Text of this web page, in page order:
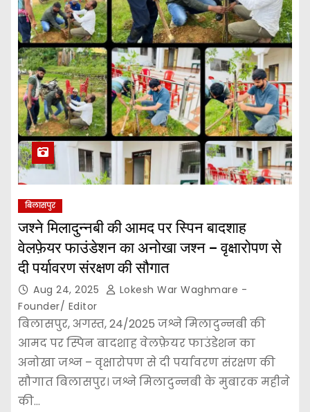
बिलासपुर
जश्ने मिलादुन्नबी की आमद पर स्पिन बादशाह
वेलफ़ेयर फाउंडेशन का अनोखा जश्न – वृक्षारोपण से
दी पर्यावरण संरक्षण की सौगात
Aug 24, 2025
Lokesh War Waghmare -
Founder/ Editor
बिलासपुर, अगस्त, 24/2025 जश्ने मिलादुन्नबी की
आमद पर स्पिन बादशाह वेलफ़ेयर फाउंडेशन का
अनोखा जश्न – वृक्षारोपण से दी पर्यावरण संरक्षण की
सौगात बिलासपुर। जश्ने मिलादुन्नबी के मुबारक महीने
की…